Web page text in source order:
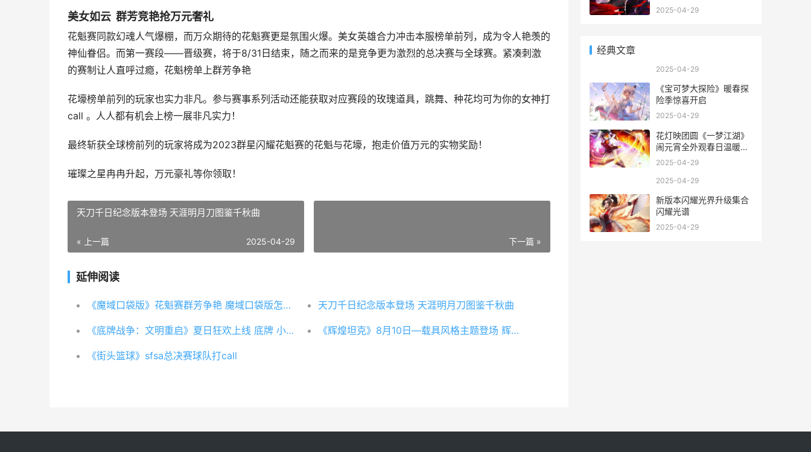
美女如云 群芳竞艳抢万元奢礼
花魁赛同款幻魂人气爆棚，而万众期待的花魁赛更是氛围火爆。美女英雄合力冲击本服榜单前列，成为令人艳羡的
神仙眷侣。而第一赛段——晋级赛，将于8/31日结束，随之而来的是竞争更为激烈的总决赛与全球赛。紧凑刺激
的赛制让人直呼过瘾，花魁榜单上群芳争艳
花壕榜单前列的玩家也实力非凡。参与赛事系列活动还能获取对应赛段的玫瑰道具，跳舞、种花均可为你的女神打
call 。人人都有机会上榜一展非凡实力！
最终斩获全球榜前列的玩家将成为2023群星闪耀花魁赛的花魁与花壕，抱走价值万元的实物奖励！
璀璨之星冉冉升起，万元豪礼等你领取！
天刀千日纪念版本登场 天涯明月刀图鉴千秋曲
« 上一篇 2025-04-29 下一篇 »
延伸阅读
《魔域口袋版》花魁赛群芳争艳 魔域口袋版怎么玩 天刀千日纪念版本登场 天涯明月刀图鉴千秋曲
《底牌战争：文明重启》夏日狂欢上线 底牌 小说 《辉煌坦克》8月10日—载具风格主题登场 辉煌最新奔驰中国官网
《街头篮球》sfsa总决赛球队打call
传奇”
2025-04-29
经典文章
2025-04-29
《宝可梦大探险》暖春探
险季惊喜开启
2025-04-29
花灯映团圆《一梦江湖》
闹元宵全外观春日温暖上
线 花灯戏歌曲
2025-04-29
2025-04-29
新版本闪耀光界升级集合
闪耀光谱
2025-04-29